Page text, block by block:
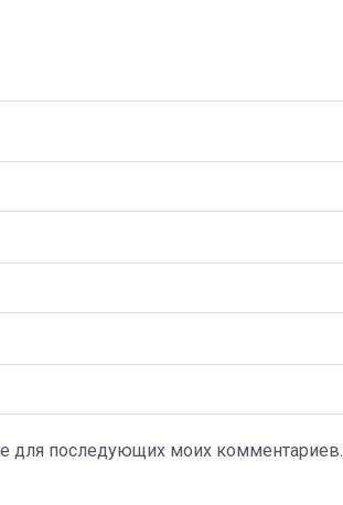
для последующих моих комментариев.